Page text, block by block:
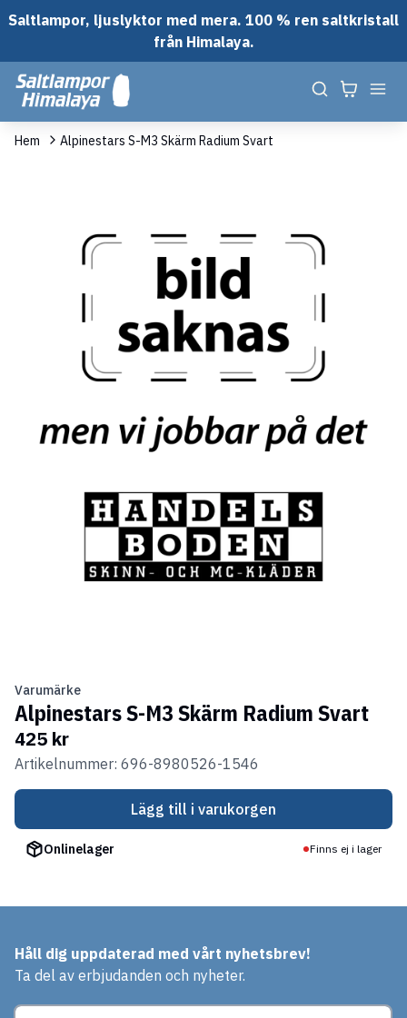
Saltlampor, ljuslyktor med mera. 100 % ren saltkristall
från Himalaya.
Hem Alpinestars S-M3 Skärm Radium Svart
Varumärke
Alpinestars S-M3 Skärm Radium Svart
425 kr
Artikelnummer: 696-8980526-1546
Lägg till i varukorgen
Onlinelager Finns ej i lager
Håll dig uppdaterad med vårt nyhetsbrev!
Ta del av erbjudanden och nyheter.